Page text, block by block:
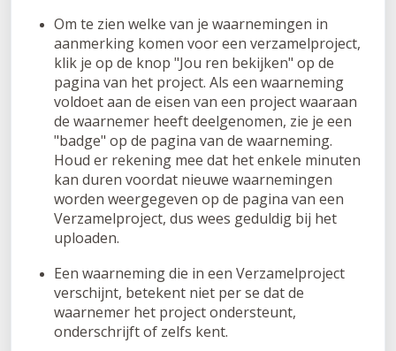
Om te zien welke van je waarnemingen in
aanmerking komen voor een verzamelproject,
klik je op de knop "Jou ren bekijken" op de
pagina van het project. Als een waarneming
voldoet aan de eisen van een project waaraan
de waarnemer heeft deelgenomen, zie je een
"badge" op de pagina van de waarneming.
Houd er rekening mee dat het enkele minuten
kan duren voordat nieuwe waarnemingen
worden weergegeven op de pagina van een
Verzamelproject, dus wees geduldig bij het
uploaden.
Een waarneming die in een Verzamelproject
verschijnt, betekent niet per se dat de
waarnemer het project ondersteunt,
onderschrijft of zelfs kent.